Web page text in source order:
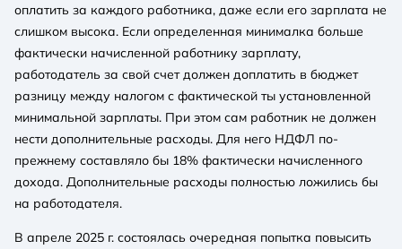
оплатить за каждого работника, даже если его зарплата не
слишком высока. Если определенная минималка больше
фактически начисленной работнику зарплату,
работодатель за свой счет должен доплатить в бюджет
разницу между налогом с фактической ты установленной
минимальной зарплаты. При этом сам работник не должен
нести дополнительные расходы. Для него НДФЛ по-
прежнему составляло бы 18% фактически начисленного
дохода. Дополнительные расходы полностью ложились бы
на работодателя.
В апреле 2025 г. состоялась очередная попытка повысить